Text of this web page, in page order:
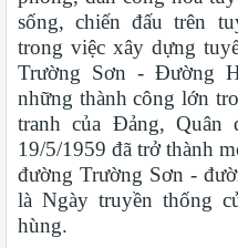
sống, chiến đấu trên
trong việc xây dựng
Trường Sơn - Đường
những thành công lớn
tranh của Đảng, Quân
19/5/1959 đã trở thành
đường Trường Sơn -
là Ngày truyền thống
hùng.